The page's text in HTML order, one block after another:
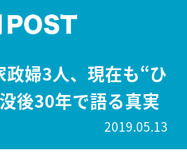
婦3人、現在も“ひ
後30年で語る真実
2019.05.13